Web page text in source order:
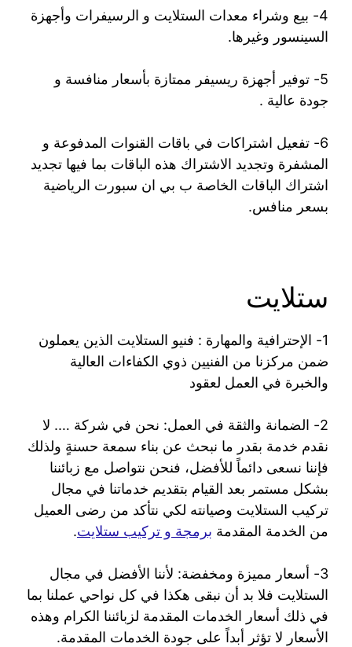
4- بيع وشراء معدات الستلايت و الرسيفرات وأجهزة
السينسور وغيرها.
5- توفير أجهزة ريسيفر ممتازة بأسعار منافسة و
جودة عالية .
6- تفعيل اشتراكات في باقات القنوات المدفوعة و
المشفرة وتجديد الاشتراك هذه الباقات بما فيها تجديد
اشتراك الباقات الخاصة ب بي ان سبورت الرياضية
بسعر منافس.
ستلايت
1- الإحترافية والمهارة : فنيو الستلايت الذين يعملون
ضمن مركزنا من الفنيين ذوي الكفاءات العالية
والخبرة في العمل لعقود
2- الضمانة والثقة في العمل: نحن في شركة …. لا
نقدم خدمة بقدر ما نبحث عن بناء سمعة حسنةٍ ولذلك
فإننا نسعى دائماً للأفضل، فنحن نتواصل مع زبائننا
بشكل مستمر بعد القيام بتقديم خدماتنا في مجال
تركيب الستلايت وصيانته لكي نتأكد من رضى العميل
من الخدمة المقدمة برمجة و تركيب ستلايت.
3- أسعار مميزة ومخفضة: لأننا الأفضل في مجال
الستلايت فلا بد أن نبقى هكذا في كل نواحي عملنا بما
في ذلك أسعار الخدمات المقدمة لزبائننا الكرام وهذه
الأسعار لا تؤثر أبداً على جودة الخدمات المقدمة.